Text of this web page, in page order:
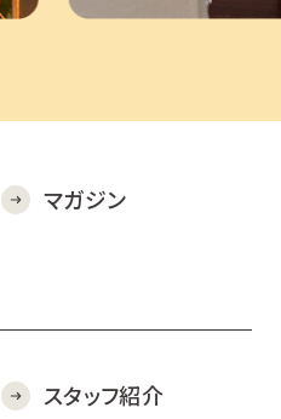
マガジン
スタッフ紹介